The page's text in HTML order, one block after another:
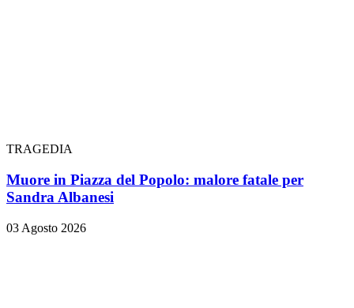
TRAGEDIA
Muore in Piazza del Popolo: malore fatale per
Sandra Albanesi
03 Agosto 2026